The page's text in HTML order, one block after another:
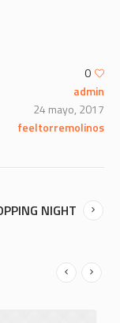
0
admin
24 mayo, 2017
feeltorremolinos
NIGHT